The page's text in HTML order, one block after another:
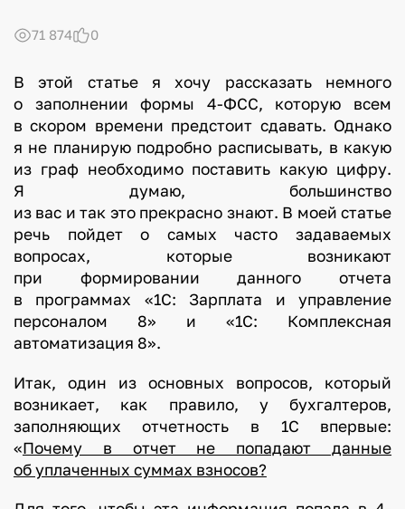
71 874 0
В этой статье я хочу рассказать немного
о заполнении формы 4-ФСС, которую всем
в скором времени предстоит сдавать. Однако
я не планирую подробно расписывать, в какую
из граф необходимо поставить какую цифру.
Я думаю, большинство
из вас и так это прекрасно знают. В моей статье
речь пойдет о самых часто задаваемых
вопросах, которые возникают
при формировании данного отчета
в программах «1С: Зарплата и управление
персоналом 8» и «1С: Комплексная
автоматизация 8».
Итак, один из основных вопросов, который
возникает, как правило, у бухгалтеров,
заполняющих отчетность в 1С впервые:
«Почему в отчет не попадают данные
об уплаченных суммах взносов?